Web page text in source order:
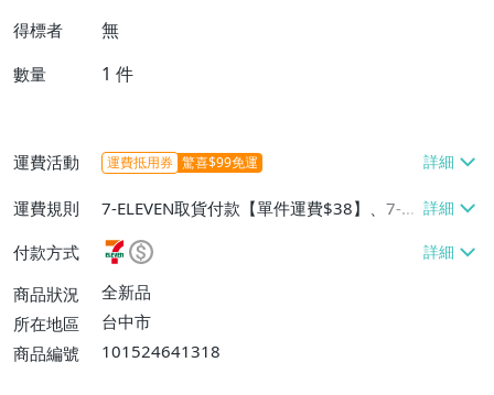
得標者 無
數量 1 件
運費活動 運費抵用券 驚喜$99免運
運費規則
7-ELEVEN取貨付款【單件運費$38】、7-EL
EVEN取貨不付款【單件運費$38】、宅配/
貨運【單件運費$60、消費滿$1000免運
費】、郵局掛號【單件運費$31、滿10件或
消費滿$700免運費】、低溫配送【單件運
付款方式
商品狀況
全新品
所在地區
台中市
商品編號
101524641318